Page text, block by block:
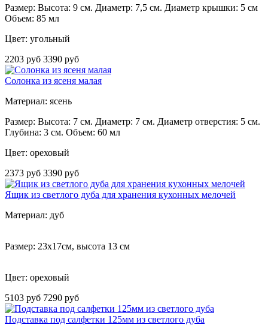
Размер: Высота: 9 см. Диаметр: 7,5 см. Диаметр крышки: 5 см
Объем: 85 мл
Цвет: угольный
2203 руб 3390 руб
Солонка из ясеня малая
Материал: ясень
Размер: Высота: 7 см. Диаметр: 7 см. Диаметр отверстия: 5 см.
Глубина: 3 см. Объем: 60 мл
Цвет: ореховый
2373 руб 3390 руб
Ящик из светлого дуба для хранения кухонных мелочей
Материал: дуб
Размер: 23х17см, высота 13 см
Цвет: ореховый
5103 руб 7290 руб
Подставка под салфетки 125мм из светлого дуба